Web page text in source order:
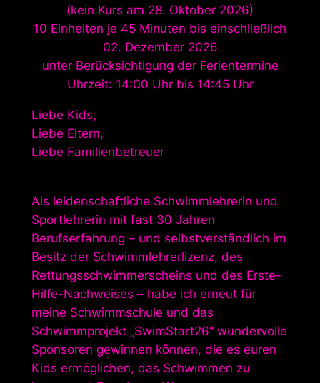
(kein Kurs am 28. Oktober 2026)
10 Einheiten je 45 Minuten bis einschließlich
02. Dezember 2026
unter Berücksichtigung der Ferientermine
Uhrzeit: 14:00 Uhr bis 14:45 Uhr
Liebe Kids,
Liebe Eltern,
Liebe Familienbetreuer
Als leidenschaftliche Schwimmlehrerin und
Sportlehrerin mit fast 30 Jahren
Berufserfahrung – und selbstverständlich im
Besitz der Schwimmlehrerlizenz, des
Rettungsschwimmerscheins und des Erste-
Hilfe-Nachweises – habe ich erneut für
meine Schwimmschule und das
Schwimmprojekt „SwimStart26“ wundervolle
Sponsoren gewinnen können, die es euren
Kids ermöglichen, das Schwimmen zu